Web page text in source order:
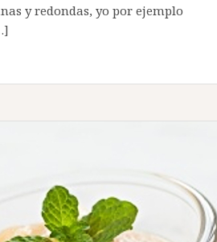
y redondas, yo por ejemplo